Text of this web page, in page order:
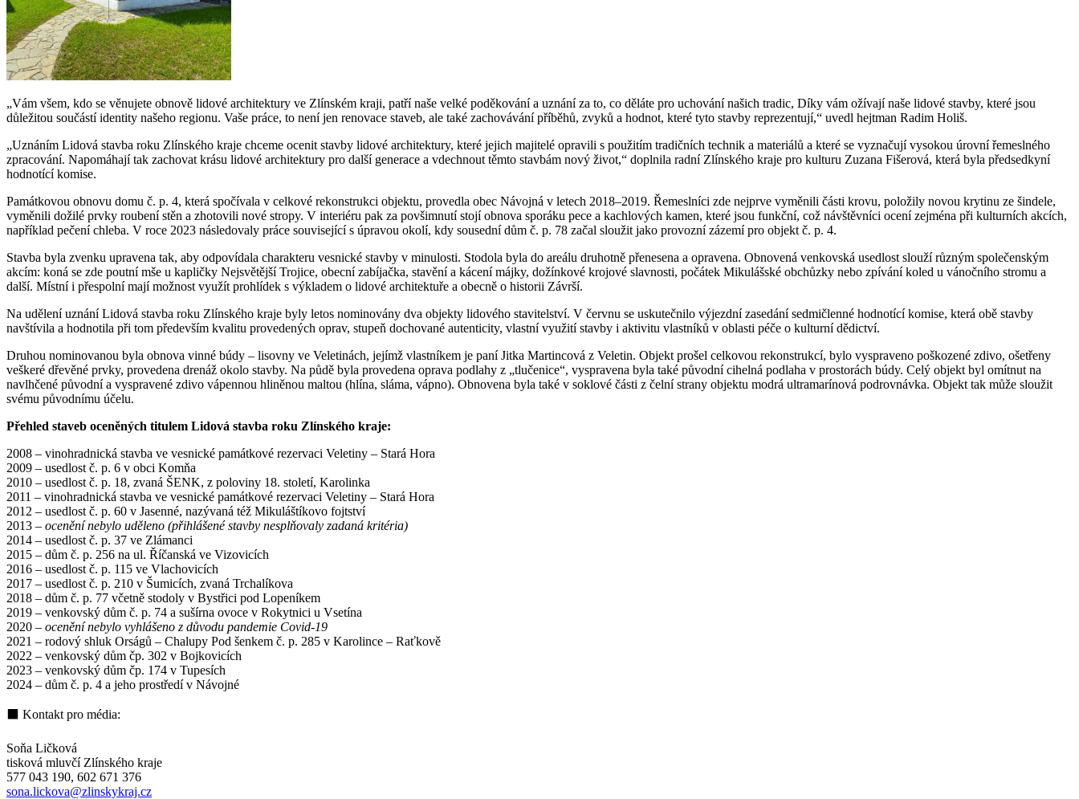
„Vám všem, kdo se věnujete obnově lidové architektury ve Zlínském kraji, patří naše velké poděkování a uznání za to, co děláte pro uchování našich tradic, Díky vám ožívají naše lidové stavby, které jsou
důležitou součástí identity našeho regionu. Vaše práce, to není jen renovace staveb, ale také zachovávání příběhů, zvyků a hodnot, které tyto stavby reprezentují,“ uvedl hejtman Radim Holiš.
„Uznáním Lidová stavba roku Zlínského kraje chceme ocenit stavby lidové architektury, které jejich majitelé opravili s použitím tradičních technik a materiálů a které se vyznačují vysokou úrovní řemeslného
zpracování. Napomáhají tak zachovat krásu lidové architektury pro další generace a vdechnout těmto stavbám nový život,“ doplnila radní Zlínského kraje pro kulturu Zuzana Fišerová, která byla předsedkyní
hodnotící komise.
Památkovou obnovu domu č. p. 4, která spočívala v celkové rekonstrukci objektu, provedla obec Návojná v letech 2018–2019. Řemeslníci zde nejprve vyměnili části krovu, položily novou krytinu ze šindele,
vyměnili dožilé prvky roubení stěn a zhotovili nové stropy. V interiéru pak za povšimnutí stojí obnova sporáku pece a kachlových kamen, které jsou funkční, což návštěvníci ocení zejména při kulturních akcích,
například pečení chleba. V roce 2023 následovaly práce související s úpravou okolí, kdy sousední dům č. p. 78 začal sloužit jako provozní zázemí pro objekt č. p. 4.
Stavba byla zvenku upravena tak, aby odpovídala charakteru vesnické stavby v minulosti. Stodola byla do areálu druhotně přenesena a opravena. Obnovená venkovská usedlost slouží různým společenským
akcím: koná se zde poutní mše u kapličky Nejsvětější Trojice, obecní zabíjačka, stavění a kácení májky, dožínkové krojové slavnosti, počátek Mikulášské obchůzky nebo zpívání koled u vánočního stromu a
další. Místní i přespolní mají možnost využít prohlídek s výkladem o lidové architektuře a obecně o historii Závrší.
Na udělení uznání Lidová stavba roku Zlínského kraje byly letos nominovány dva objekty lidového stavitelství. V červnu se uskutečnilo výjezdní zasedání sedmičlenné hodnotící komise, která obě stavby
navštívila a hodnotila při tom především kvalitu provedených oprav, stupeň dochované autenticity, vlastní využití stavby i aktivitu vlastníků v oblasti péče o kulturní dědictví.
Druhou nominovanou byla obnova vinné búdy – lisovny ve Veletinách, jejímž vlastníkem je paní Jitka Martincová z Veletin. Objekt prošel celkovou rekonstrukcí, bylo vyspraveno poškozené zdivo, ošetřeny
veškeré dřevěné prvky, provedena drenáž okolo stavby. Na půdě byla provedena oprava podlahy z „tlučenice“, vyspravena byla také původní cihelná podlaha v prostorách búdy. Celý objekt byl omítnut na
navlhčené původní a vyspravené zdivo vápennou hliněnou maltou (hlína, sláma, vápno). Obnovena byla také v soklové části z čelní strany objektu modrá ultramarínová podrovnávka. Objekt tak může sloužit
svému původnímu účelu.
Přehled staveb oceněných titulem Lidová stavba roku Zlínského kraje:
2008 – vinohradnická stavba ve vesnické památkové rezervaci Veletiny – Stará Hora
2009 – usedlost č. p. 6 v obci Komňa
2010 – usedlost č. p. 18, zvaná ŠENK, z poloviny 18. století, Karolinka
2011 – vinohradnická stavba ve vesnické památkové rezervaci Veletiny – Stará Hora
2012 – usedlost č. p. 60 v Jasenné, nazývaná též Mikuláštíkovo fojtství
2013 – ocenění nebylo uděleno (přihlášené stavby nesplňovaly zadaná kritéria)
2014 – usedlost č. p. 37 ve Zlámanci
2015 – dům č. p. 256 na ul. Říčanská ve Vizovicích
2016 – usedlost č. p. 115 ve Vlachovicích
2017 – usedlost č. p. 210 v Šumicích, zvaná Trchalíkova
2018 – dům č. p. 77 včetně stodoly v Bystřici pod Lopeníkem
2019 – venkovský dům č. p. 74 a sušírna ovoce v Rokytnici u Vsetína
2020 – ocenění nebylo vyhlášeno z důvodu pandemie Covid-19
2021 – rodový shluk Orságů – Chalupy Pod šenkem č. p. 285 v Karolince – Raťkově
2022 – venkovský dům čp. 302 v Bojkovicích
2023 – venkovský dům čp. 174 v Tupesích
2024 – dům č. p. 4 a jeho prostředí v Návojné
⬛ Kontakt pro média:
Soňa Ličková
tisková mluvčí Zlínského kraje
577 043 190, 602 671 376
sona.lickova@zlinskykraj.cz